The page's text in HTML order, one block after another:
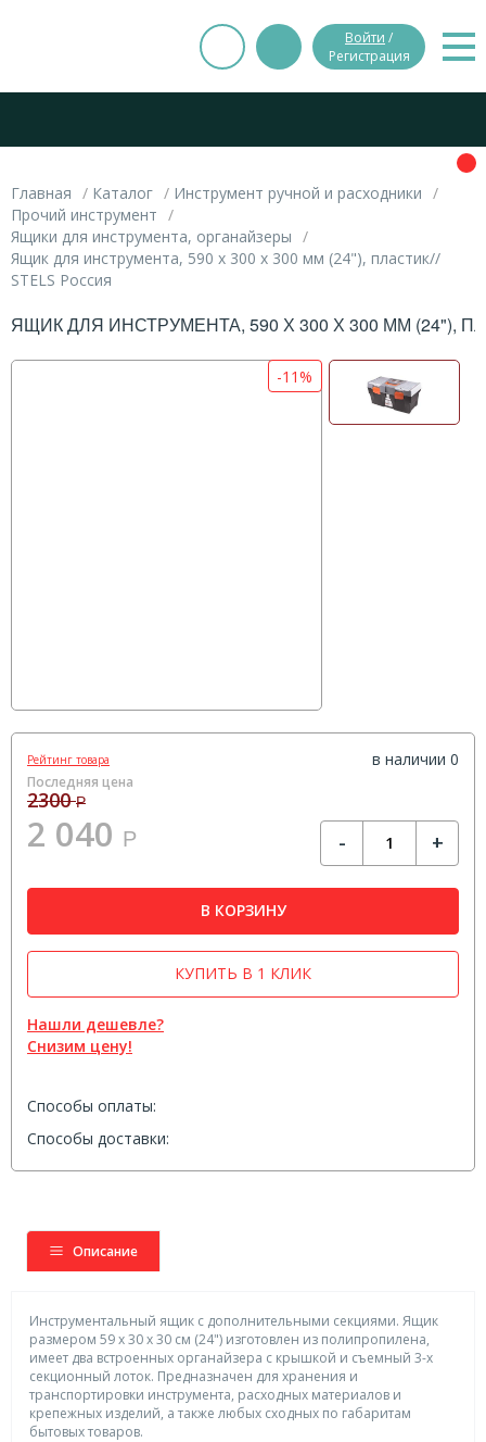
Войти /
Регистрация
Главная Каталог
Инструмент ручной и расходники
Прочий инструмент
Ящики для инструмента, органайзеры
Ящик для инструмента, 590 х 300 х 300 мм (24"), пластик//
STELS Россия
ЯЩИК ДЛЯ ИНСТРУМЕНТА, 590 Х 300 Х 300 ММ (24"),
-11%
Рейтинг товара в наличии 0
Последняя цена
2300Р
2 040 Р - +
В КОРЗИНУ
Нашли дешевле?
Снизим цену!
КУПИТЬ В 1 КЛИК
Способы оплаты:
Способы доставки:
Описание
Инструментальный ящик с дополнительными секциями. Ящик
размером 59 х 30 х 30 см (24") изготовлен из полипропилена,
имеет два встроенных органайзера с крышкой и съемный 3-х
секционный лоток. Предназначен для хранения и
транспортировки инструмента, расходных материалов и
крепежных изделий, а также любых сходных по габаритам
бытовых товаров.